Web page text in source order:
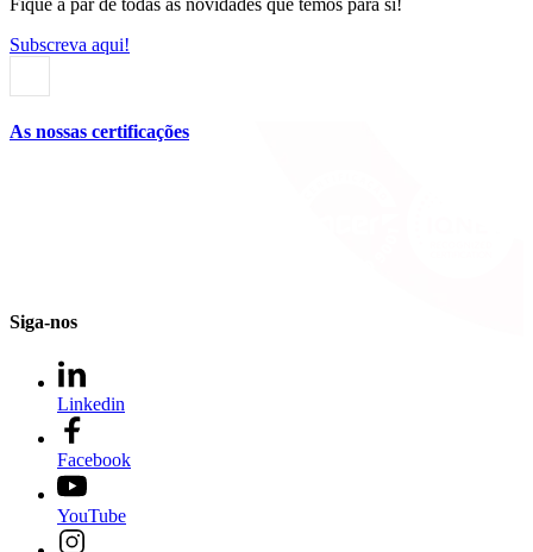
Subscreva aqui!
As nossas certificações
Siga-nos
Linkedin
Facebook
YouTube